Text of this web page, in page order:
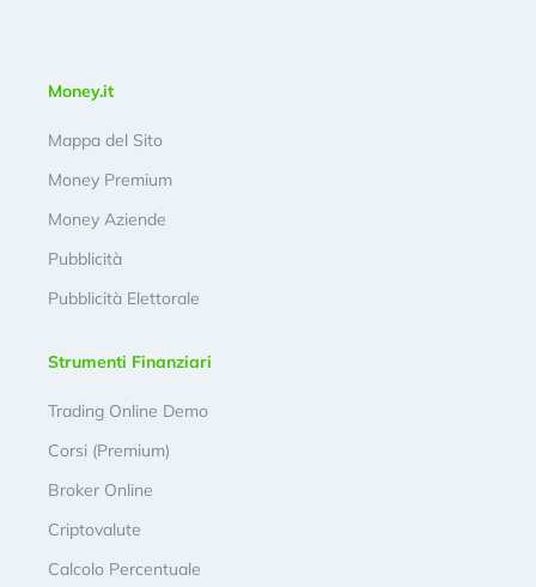
Money.it
Mappa del Sito
Money Premium
Money Aziende
Pubblicità
Pubblicità Elettorale
Strumenti Finanziari
Trading Online Demo
Corsi (Premium)
Broker Online
Criptovalute
Calcolo Percentuale